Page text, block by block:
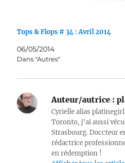
Tops & Flops # 34 : Avril 2014
06/05/2014
Dans "Autres"
Auteur/autrice :
Cyrielle alias
Toronto, j'ai aussi
Strasbourg. Doccteur
rédactrice
en rédemption !